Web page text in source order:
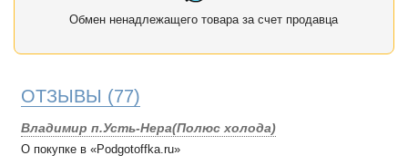
Обмен ненадлежащего товара за счет продавца
ОТЗЫВЫ (77)
Владимир п.Усть-Нера(Полюс холода)
О покупке в «Podgotoffka.ru»